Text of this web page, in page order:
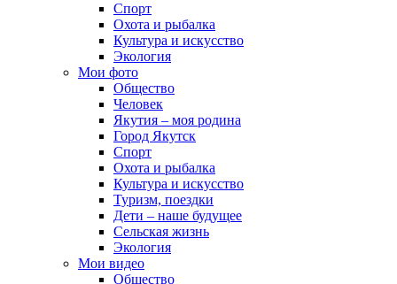
Спорт
Охота и рыбалка
Культура и искусство
Экология
Мои фото
Общество
Человек
Якутия – моя родина
Город Якутск
Спорт
Охота и рыбалка
Культура и искусство
Туризм, поездки
Дети – наше будущее
Сельская жизнь
Экология
Мои видео
Общество